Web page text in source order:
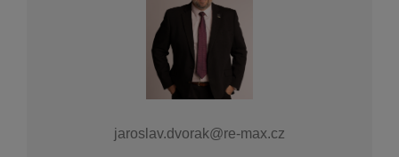
jaroslav.dvorak@re-max.cz